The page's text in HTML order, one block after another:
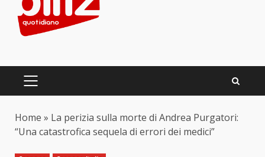
PRIMARY
Home » La perizia sulla morte di Andrea Purgatori:
“Una catastrofica sequela di errori dei medici”